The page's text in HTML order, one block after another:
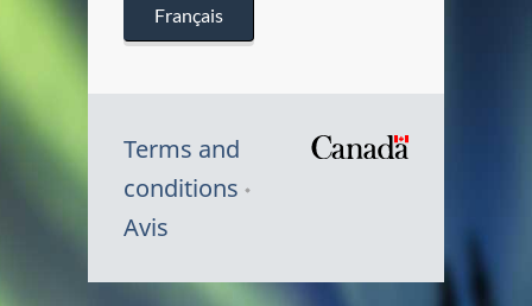
Français
Terms and
conditions
Avis